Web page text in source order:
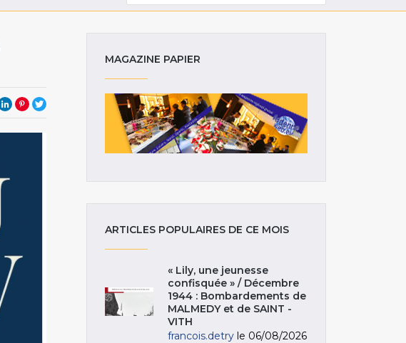
MAGAZINE PAPIER
ARTICLES POPULAIRES DE CE MOIS
« Lily, une jeunesse
confisquée » / Décembre
1944 : Bombardements de
MALMEDY et de SAINT -
VITH
francois.detry le 06/08/2026